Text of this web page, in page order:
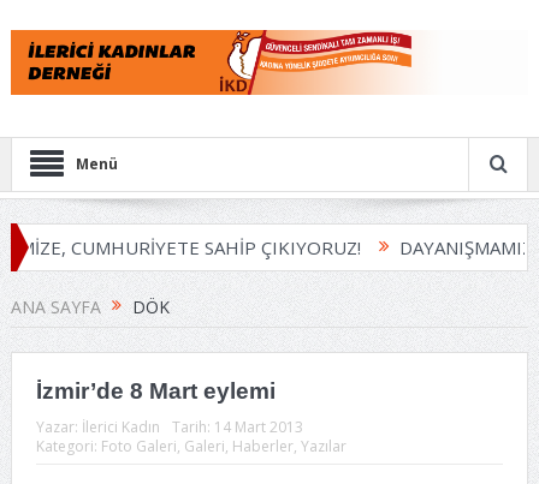
Menü
CUMHURİYETE SAHİP ÇIKIYORUZ! DAYANIŞMAMIZI
ANA SAYFA DÖK
İzmir’de 8 Mart eylemi
Yazar: İlerici Kadın Tarih: 14 Mart 2013
Kategori: Foto Galeri, Galeri, Haberler, Yazılar